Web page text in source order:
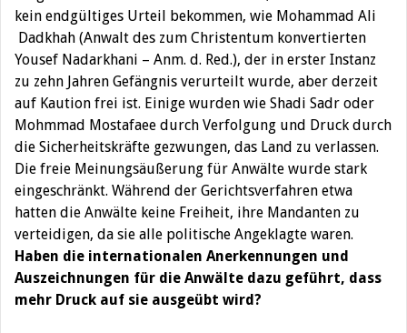
kein endgültiges Urteil bekommen, wie Mohammad Ali
Dadkhah (Anwalt des zum Christentum konvertierten
Yousef Nadarkhani – Anm. d. Red.), der in erster Instanz
zu zehn Jahren Gefängnis verurteilt wurde, aber derzeit
auf Kaution frei ist. Einige wurden wie Shadi Sadr oder
Mohmmad Mostafaee durch Verfolgung und Druck durch
die Sicherheitskräfte gezwungen, das Land zu verlassen.
Die freie Meinungsäußerung für Anwälte wurde stark
eingeschränkt. Während der Gerichtsverfahren etwa
hatten die Anwälte keine Freiheit, ihre Mandanten zu
verteidigen, da sie alle politische Angeklagte waren.
Haben die internationalen Anerkennungen und
Auszeichnungen für die Anwälte dazu geführt, dass
mehr Druck auf sie ausgeübt wird?